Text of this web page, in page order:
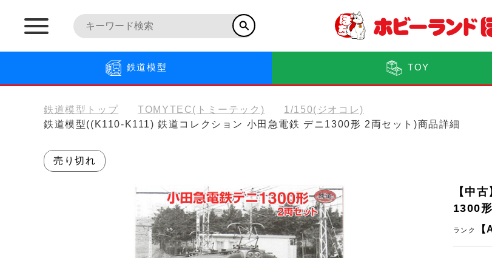
鉄道模型 TOY
鉄道模型トップ TOMYTEC(トミーテック)
1/150(ジオコレ)
鉄道模型((K110-K111) 鉄道コレクション 小田急電鉄 デニ1300形 2両セット)商品詳細
売り切れ
【中
1300
ランク 【